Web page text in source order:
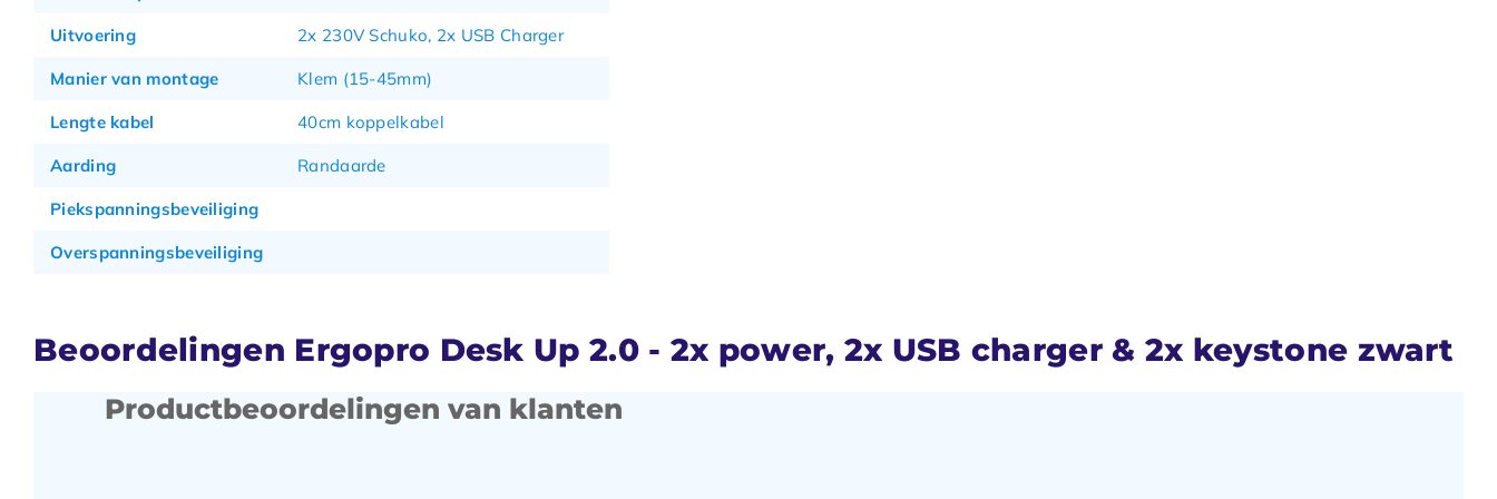
Uitvoering 2x 230V Schuko, 2x USB Charger
Manier van montage Klem (15-45mm)
Lengte kabel 40cm koppelkabel
Aarding Randaarde
Piekspanningsbeveiliging
Overspanningsbeveiliging
Beoordelingen Ergopro Desk Up 2.0 - 2x power, 2x USB charger & 2x keystone zwart
Productbeoordelingen van klanten